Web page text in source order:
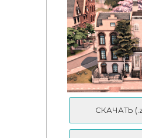
🏯kelly - Japanese
СКАЧАТЬ